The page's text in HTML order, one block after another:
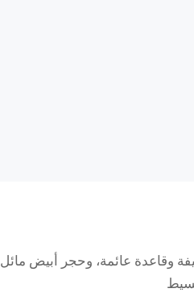
وقاعدة عائمة، وحجر أبيض مائل